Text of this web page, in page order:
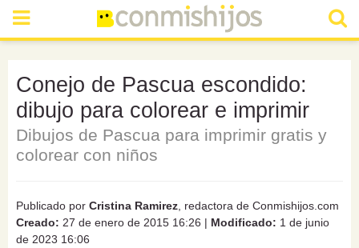
Conejo de Pascua escondido:
dibujo para colorear e imprimir
Dibujos de Pascua para imprimir gratis y
colorear con niños
Publicado por Cristina Ramirez , redactora de Conmishijos.com
Creado: 27 de enero de 2015 16:26 | Modificado: 1 de junio
de 2023 16:06